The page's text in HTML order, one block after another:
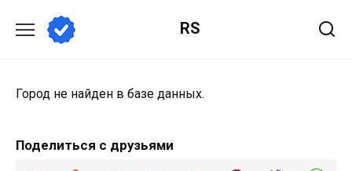
содержанию
RS
Город не найден в базе данных.
Поделиться с друзьями